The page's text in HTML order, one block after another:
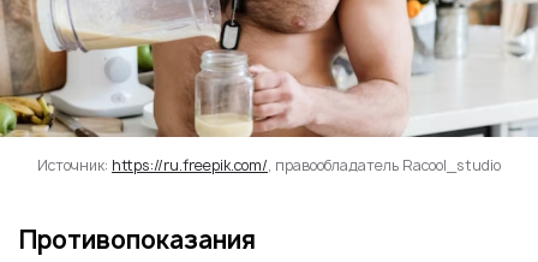
Источник: https://ru.freepik.com/, правообладатель Racool_studio
Противопоказания